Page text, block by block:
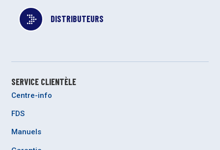
DISTRIBUTEURS
SERVICE CLIENTÈLE
Centre-info
FDS
Manuels